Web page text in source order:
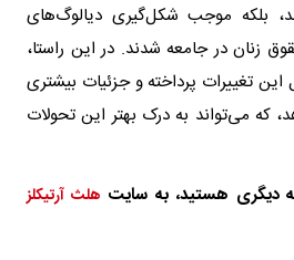
بلکه موجب شکل‌گیری دیالوگ‌های
زنان در جامعه شدند. در این راستا،
این تغییرات پرداخته و جزئیات بیشتری
که می‌تواند به درک بهتر این تحولات
دیگری هستید، به سایت هلث آرتیکلز